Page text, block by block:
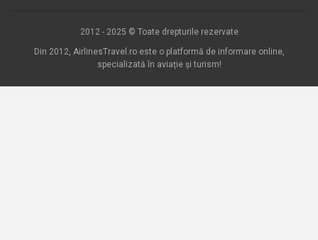
2012 - 2025 © Toate drepturile rezervate
Din 2012, AirlinesTravel.ro este o platformă de informare online,
specializată în aviație și turism!